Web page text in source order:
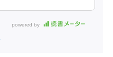
powered by